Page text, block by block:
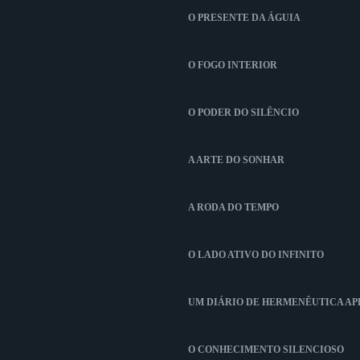
O PRESENTE DA ÁGUIA
O FOGO INTERIOR
O PODER DO SILÊNCIO
A ARTE DO SONHAR
A RODA DO TEMPO
O LADO ATIVO DO INFINITO
UM DIÁRIO DE HERMENÊUTICA
O CONHECIMENTO SILENCIOSO